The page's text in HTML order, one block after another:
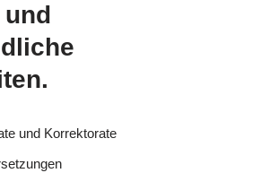
und Korrektorate